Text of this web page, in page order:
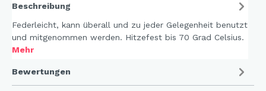
Beschreibung
Federleicht, kann überall und zu jeder Gelegenheit benutzt
und mitgenommen werden. Hitzefest bis 70 Grad Celsius.
Mehr
Bewertungen